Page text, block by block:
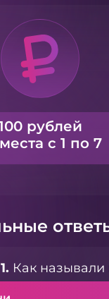
рублей
с 1 по 7
Как